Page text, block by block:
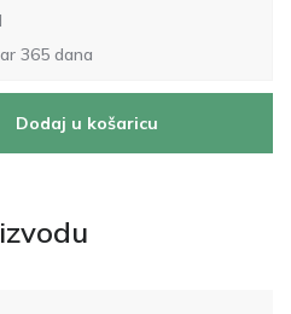
365 dana
Dodaj u košaricu